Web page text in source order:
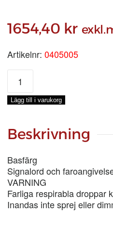
1654,40 kr
Artikelnr: 0405005
BIFROST
MOLN
2,
5-
mängd
Lägg till i varukorg
Beskrivning
Basfärg
Signalord och
VARNING
Farliga respirabla droppar
Inandas inte sprej eller